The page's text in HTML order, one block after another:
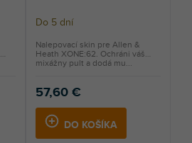
Do 5 dní
57,60 €
DO KOŠÍKA
Nalepovací skin pre Allen &
Heath XONE:62. Ochráni váš
mixážny pult a dodá mu...